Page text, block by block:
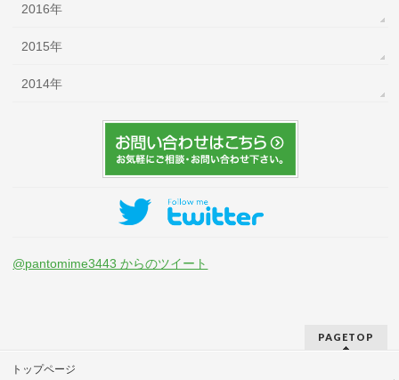
2016年
2015年
2014年
@pantomime3443 からのツイート
PAGETOP
トップページ